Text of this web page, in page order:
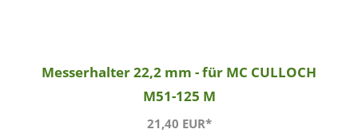
Messerhalter 22,2 mm - für MC CULLOCH
M51-125 M
21,40 EUR*